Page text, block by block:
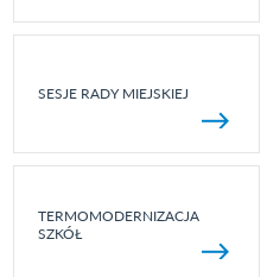
SESJE RADY MIEJSKIEJ
TERMOMODERNIZACJA
SZKÓŁ